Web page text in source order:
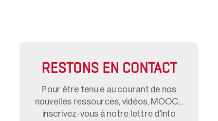
RESTONS EN CONTACT
Pour être tenu.e au courant de nos
nouvelles ressources, vidéos, MOOC...
inscrivez-vous à notre lettre d'info